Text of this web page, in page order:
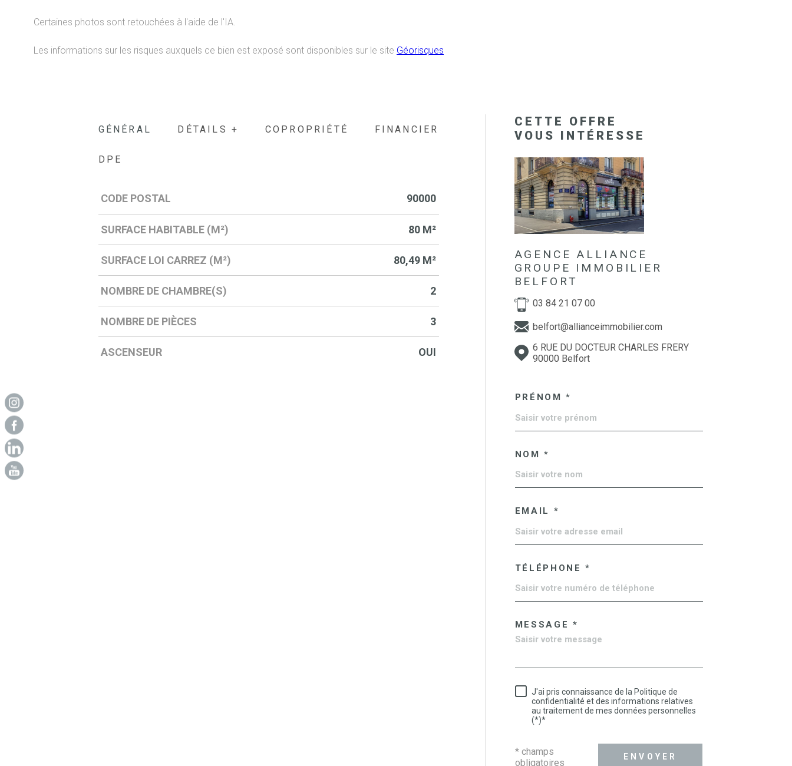
Certaines photos sont retouchées à l'aide de l'IA.
Les informations sur les risques auxquels ce bien est exposé sont disponibles sur le site Géorisques
GÉNÉRAL DÉTAILS + COPROPRIÉTÉ FINANCIER
DPE
Caractérisque Valeurs
CODE POSTAL 90000
SURFACE HABITABLE (M²) 80 M²
SURFACE LOI CARREZ (M²) 80,49 M²
NOMBRE DE CHAMBRE(S) 2
NOMBRE DE PIÈCES 3
ASCENSEUR OUI
CETTE OFFRE
VOUS INTÉRESSE
AGENCE ALLIANCE
GROUPE IMMOBILIER
BELFORT
03 84 21 07 00
belfort@allianceimmobilier.com
6 RUE DU DOCTEUR CHARLES FRERY
90000 Belfort
PRÉNOM *
NOM *
EMAIL *
TÉLÉPHONE *
MESSAGE *
J'ai pris connaissance de la Politique de
confidentialité et des informations relatives
au traitement de mes données personnelles
(*)*
* champs
obligatoires
ENVOYER